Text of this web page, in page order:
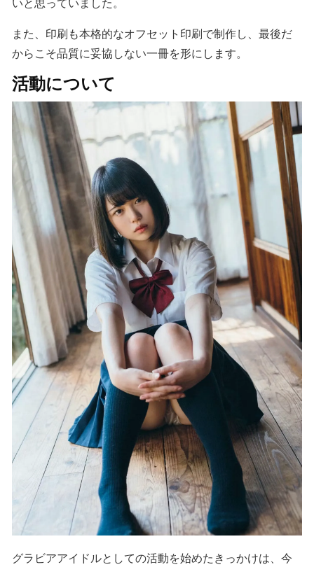
また、印刷も本格的なオフセット印刷で制作し、最後だ
からこそ品質に妥協しない一冊を形にします。
活動について
グラビアアイドルとしての活動を始めたきっかけは、今